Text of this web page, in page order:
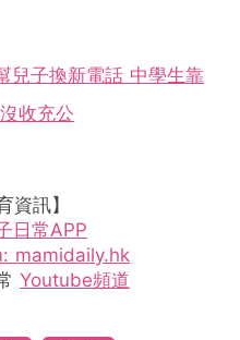
兒子換新電話 中學生靠
收充公
資訊】
日常APP
mamidaily.hk
Youtube頻道